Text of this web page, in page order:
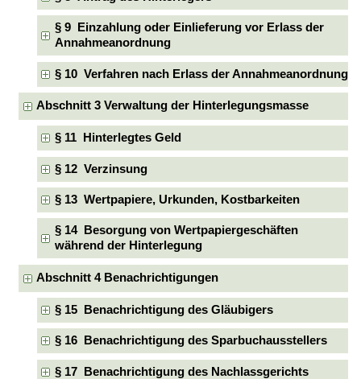
§ 9 Einzahlung oder Einlieferung vor Erlass der
Annahmeanordnung
§ 10 Verfahren nach Erlass der Annahmeanordnung
Abschnitt 3 Verwaltung der Hinterlegungsmasse
§ 11 Hinterlegtes Geld
§ 12 Verzinsung
§ 13 Wertpapiere, Urkunden, Kostbarkeiten
§ 14 Besorgung von Wertpapiergeschäften
während der Hinterlegung
Abschnitt 4 Benachrichtigungen
§ 15 Benachrichtigung des Gläubigers
§ 16 Benachrichtigung des Sparbuchausstellers
§ 17 Benachrichtigung des Nachlassgerichts